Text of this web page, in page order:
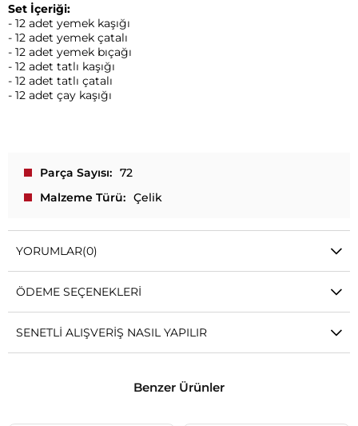
Set İçeriği:
- 12 adet yemek kaşığı
- 12 adet yemek çatalı
- 12 adet yemek bıçağı
- 12 adet tatlı kaşığı
- 12 adet tatlı çatalı
- 12 adet çay kaşığı
Parça Sayısı
72
Malzeme Türü
Çelik
YORUMLAR(0)
ÖDEME SEÇENEKLERI
SENETLI ALIŞVERIŞ NASIL YAPILIR
Benzer Ürünler